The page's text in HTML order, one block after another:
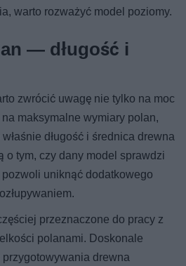
warto rozważyć model poziomy.
— długość i
zwrócić uwagę nie tylko na moc
maksymalne wymiary polan,
długość i średnica drewna
o tym, czy dany model sprawdzi
uniknąć dodatkowego
przeznaczone do pracy z
polanami. Doskonale
drewna